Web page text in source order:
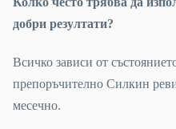
добри резултати?
Всичко зависи от
препоръчително Силкин
месечно.